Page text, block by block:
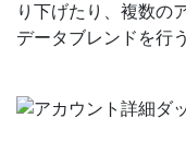
り下げたり、複数の
データブレンドを行